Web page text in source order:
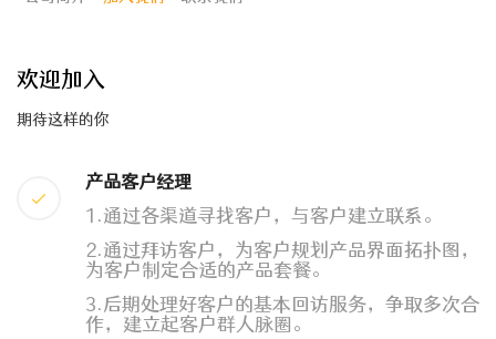
欢迎加入
期待这样的你
产品客户经理
1.通过各渠道寻找客户，与客户建立联系。
2.通过拜访客户，为客户规划产品界面拓扑图，
为客户制定合适的产品套餐。
3.后期处理好客户的基本回访服务，争取多次合
作，建立起客户群人脉圈。